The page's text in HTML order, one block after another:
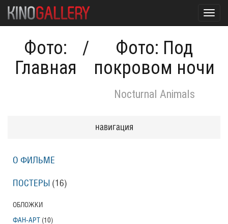
Фото:
Главная
/
Фото: Под
покровом ночи
Nocturnal Animals
навигация
О ФИЛЬМЕ
ПОСТЕРЫ (16)
ОБЛОЖКИ
ФАН-АРТ (10)